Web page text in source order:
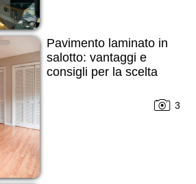
Pavimento laminato in
salotto: vantaggi e
consigli per la scelta
3